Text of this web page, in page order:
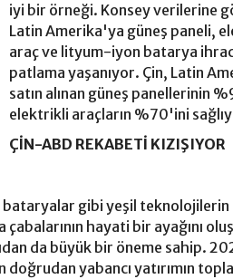
iyi bir örneği. Konsey verilerine
Latin Amerika'ya güneş paneli,
araç ve lityum-iyon batarya
patlama yaşanıyor. Çin, Latin
satın alınan güneş panellerinin
elektrikli araçların %70'ini
ÇİN-ABD REKABETİ KIZIŞIYOR
gibi yeşil teknolojilerin
hayati bir ayağını
da büyük bir öneme sahip.
yabancı yatırımın